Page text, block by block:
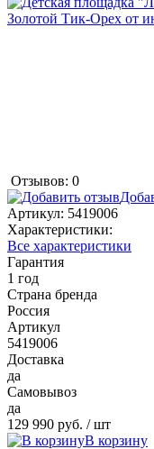
Отзывов: 0
Артикул: 5419006
Характеристики:
Все характеристики
Гарантия
1 год
Страна бренда
Россия
Артикул
5419006
Доставка
да
Самовывоз
да
129 990 руб. / шт
В корзину